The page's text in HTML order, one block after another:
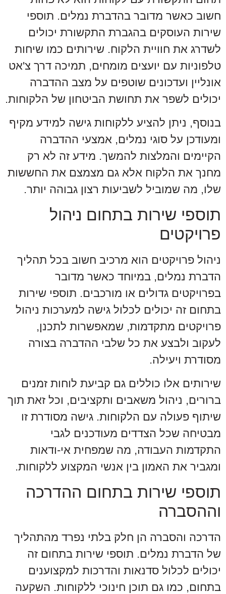
חשוב כאשר מדובר בהדברת נמלים. תוספי
שירות העוסקים בהגברת התקשורת יכולים
לשדרג את חוויית הלקוח. שירותים כמו שיחות
טלפוניות עם יועצים מומחים, תמיכה דרך צ'אט
אונליין ועדכונים שוטפים על מצב ההדברה
יכולים לשפר את תחושת הביטחון של הלקוחות.
בנוסף, ניתן להציע ללקוחות גישה למידע מקיף
ומעודכן על סוגי נמלים, אמצעי ההדברה
הקיימים והמלצות להמשך. מידע זה לא רק
מחנך את הלקוח אלא גם מצמצם את החששות
שלו, מה שמוביל לשביעות רצון גבוהה יותר.
תוספי שירות בתחום ניהול
פרויקטים
ניהול פרויקטים הוא מרכיב חשוב בכל תהליך
הדברת נמלים, במיוחד כאשר מדובר
בפרויקטים גדולים או מורכבים. תוספי שירות
בתחום זה יכולים לכלול גישה למערכות ניהול
פרויקטים מתקדמות, שמאפשרות לתכנן,
לעקוב ולבצע את כל שלבי ההדברה בצורה
מסודרת ויעילה.
שירותים אלו כוללים גם קביעת לוחות זמנים
ברורים, ניהול משאבים ותקציבים, וכל זאת תוך
שיתוף פעולה עם הלקוחות. גישה מסודרת זו
מבטיחה שכל הצדדים מעודכנים לגבי
התקדמות העבודה, מה שמפחית אי-ודאות
ומגביר את האמון בין אנשי המקצוע ללקוחות.
תוספי שירות בתחום ההדרכה
וההסברה
הדרכה והסברה הן חלק בלתי נפרד מהתהליך
של הדברת נמלים. תוספי שירות בתחום זה
יכולים לכלול סדנאות והדרכות למקצוענים
בתחום, כמו גם תוכן חינוכי ללקוחות. השקעה